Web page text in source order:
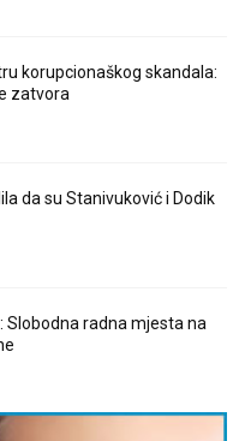
korupcionaškog skandala:
zatvora
da su Stanivuković i Dodik
Slobodna radna mjesta na